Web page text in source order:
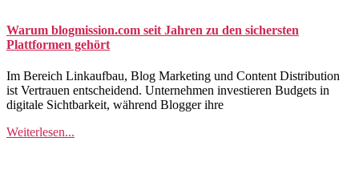
Warum blogmission.com seit Jahren zu den sichersten
Plattformen gehört
Im Bereich Linkaufbau, Blog Marketing und Content Distribution
ist Vertrauen entscheidend. Unternehmen investieren Budgets in
digitale Sichtbarkeit, während Blogger ihre
Weiterlesen...